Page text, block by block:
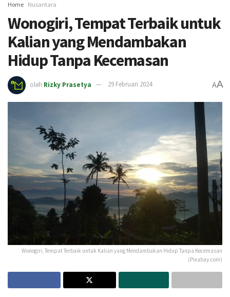
Home Nusantara
Wonogiri, Tempat Terbaik untuk
Kalian yang Mendambakan
Hidup Tanpa Kecemasan
oleh Rizky Prasetya 29 Februari 2024 AA
Wonogiri, Tempat Terbaik untuk Kalian yang Mendambakan Hidup Tanpa Kecemasan
(Pixabay.com)